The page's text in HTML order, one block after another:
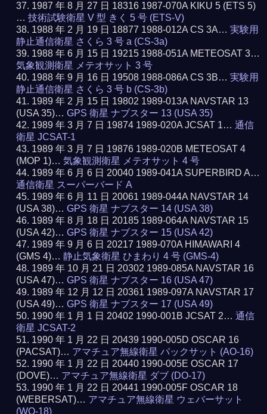
1987 年 8 月 27 日 18316 1987-070A KIKU 5 (ETS 5)
…技術試験衛星 V 型 きく 5 号 (ETS-V)
1988 年 2 月 19 日 18877 1988-012A CS 3A…実験用
静止通信衛星 さくら 3 号 a (CS-3a)
1988 年 6 月 15 日 19215 1988-051A METEOSAT 3…
気象観測衛星 メテオサット 3 号
1988 年 9 月 16 日 19508 1988-086A CS 3B…実験用
静止通信衛星 さくら 3 号 b (CS-3b)
1989 年 2 月 15 日 19802 1989-013A NAVSTAR 13
(USA 35)…GPS 衛星 ナブスター 13 (USA 35)
1989 年 3 月 7 日 19874 1989-020A JCSAT 1…通信
衛星 JCSAT-1
1989 年 3 月 7 日 19876 1989-020B METEOSAT 4
(MOP 1)…気象観測衛星 メテオサット 4 号
1989 年 6 月 6 日 20040 1989-041A SUPERBIRD A…
通信衛星 スーパーバード A
1989 年 6 月 11 日 20061 1989-044A NAVSTAR 14
(USA 38)…GPS 衛星 ナブスター 14 (USA 38)
1989 年 8 月 18 日 20185 1989-064A NAVSTAR 15
(USA 42)…GPS 衛星 ナブスター 15 (USA 42)
1989 年 9 月 6 日 20217 1989-070A HIMAWARI 4
(GMS 4)…静止気象衛星 ひまわり 4 号 (GMS-4)
1989 年 10 月 21 日 20302 1989-085A NAVSTAR 16
(USA 47)…GPS 衛星 ナブスター 16 (USA 47)
1989 年 12 月 12 日 20361 1989-097A NAVSTAR 17
(USA 49)…GPS 衛星 ナブスター 17 (USA 49)
1990 年 1 月 1 日 20402 1990-001B JCSAT 2…通信
衛星 JCSAT-2
1990 年 1 月 22 日 20439 1990-005D OSCAR 16
(PACSAT)… アマチュア無線衛星 パックサット (AO-16)
1990 年 1 月 22 日 20440 1990-005E OSCAR 17
(DOVE)… アマチュア無線衛星 ダブ (DO-17)
1990 年 1 月 22 日 20441 1990-005F OSCAR 18
(WEBERSAT)… アマチュア無線衛星 ウェバーサット
(WO-18)